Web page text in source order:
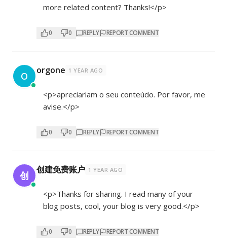
more related content? Thanks!</p>
0 0 REPLY REPORT COMMENT
O orgone 1 YEAR AGO
<p>apreciariam o seu conteúdo. Por favor, me
avise.</p>
0 0 REPLY REPORT COMMENT
创 创建免费账户 1 YEAR AGO
<p>Thanks for sharing. I read many of your
blog posts, cool, your blog is very good.</p>
0 0 REPLY REPORT COMMENT